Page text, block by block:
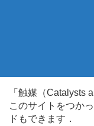
「触媒（Catalysts
このサイトをつか
ドもできます．